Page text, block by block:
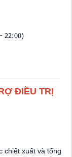
22:00)
ĐIỀU TRỊ
chiết xuất và tổng